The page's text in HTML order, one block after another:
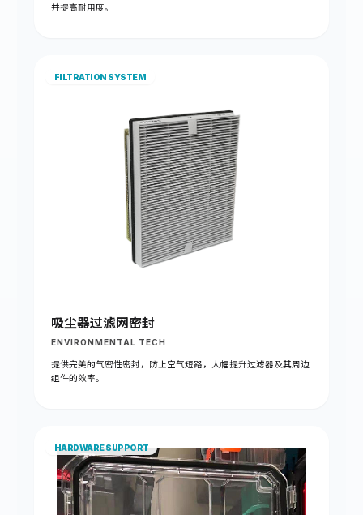
并提高耐用度。
FILTRATION SYSTEM
吸尘器过滤网密封
ENVIRONMENTAL TECH
提供完美的气密性密封，防止空气短路，大幅提升过滤器及其周边
组件的效率。
HARDWARE SUPPORT